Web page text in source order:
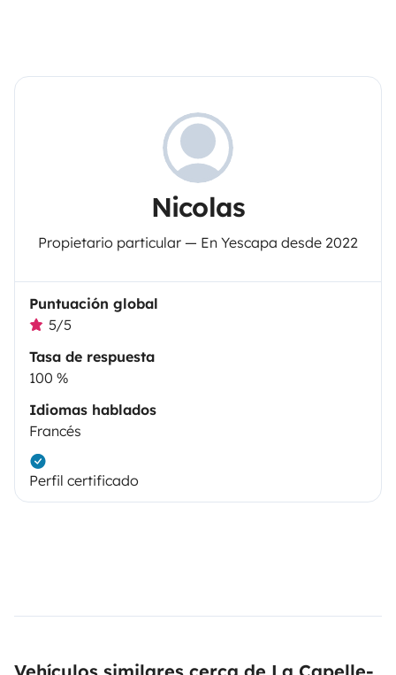
Nicolas
Propietario particular — En Yescapa desde 2022
Puntuación global
5/5
Tasa de respuesta
100 %
Idiomas hablados
Francés
Perfil certificado